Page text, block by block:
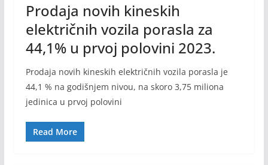
Prodaja novih kineskih
električnih vozila porasla za
44,1% u prvoj polovini 2023.
Prodaja novih kineskih električnih vozila porasla je
44,1 % na godišnjem nivou, na skoro 3,75 miliona
jedinica u prvoj polovini
Read More